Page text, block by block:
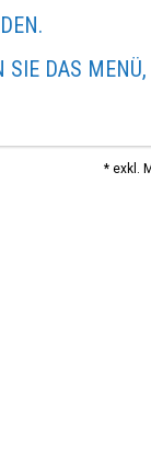
SIE DAS
* exkl.